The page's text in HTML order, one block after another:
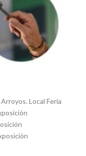
Local Feria